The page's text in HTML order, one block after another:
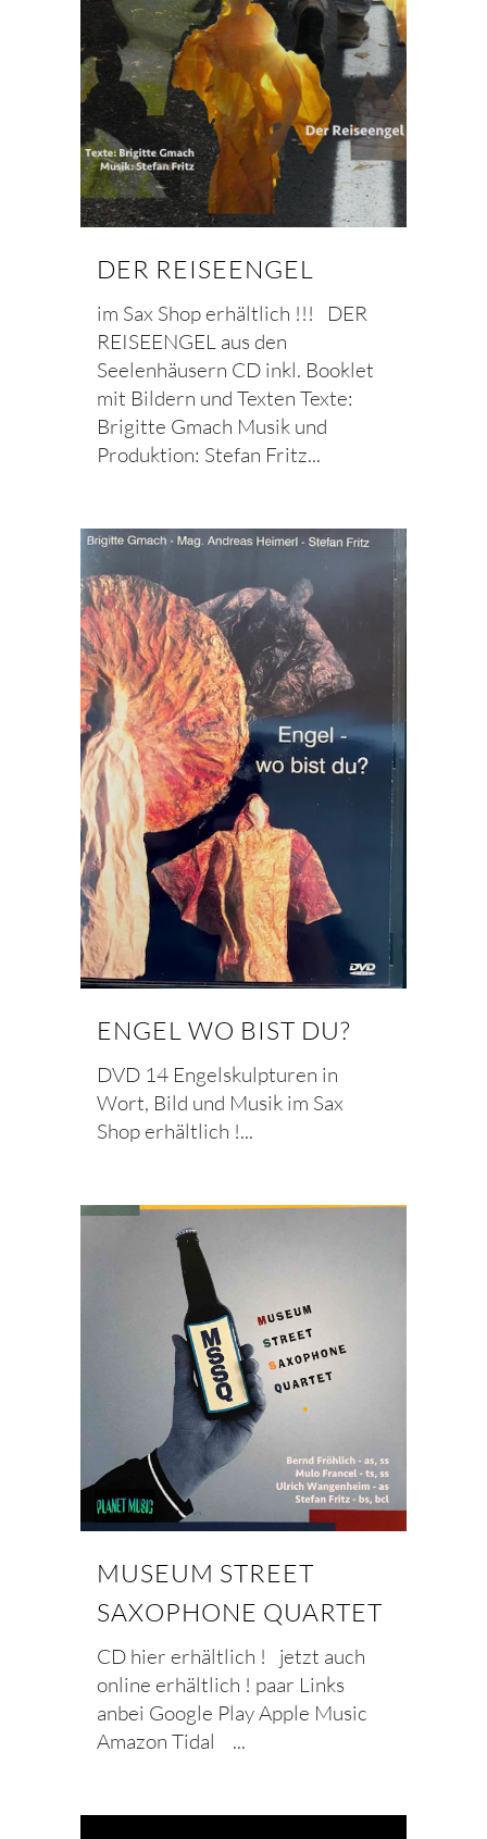
DER REISEENGEL
im Sax Shop erhältlich !!! DER
REISEENGEL aus den
Seelenhäusern CD inkl. Booklet
mit Bildern und Texten Texte:
Brigitte Gmach Musik und
Produktion: Stefan Fritz...
ENGEL WO BIST DU?
DVD 14 Engelskulpturen in
Wort, Bild und Musik im Sax
Shop erhältlich !...
MUSEUM STREET
SAXOPHONE QUARTET
CD hier erhältlich ! jetzt auch
online erhältlich ! paar Links
anbei Google Play Apple Music
Amazon Tidal ...